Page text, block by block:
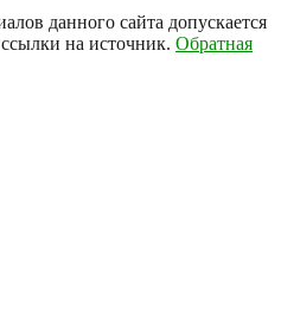
данного сайта допускается
на источник. Обратная